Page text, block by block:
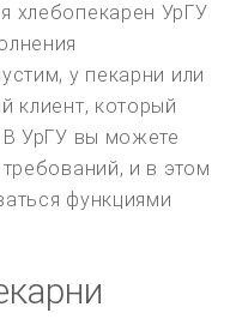
хлебопекарен УрГУ
у пекарни или
клиент, который
В УрГУ вы можете
и в этом
функциями